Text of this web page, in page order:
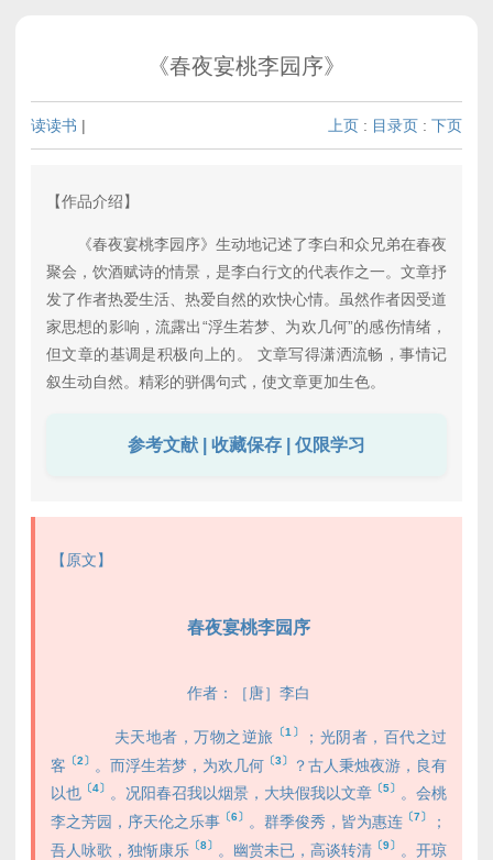
《春夜宴桃李园序》
读读书 | 上页 : 目录页 : 下页
【作品介绍】
《春夜宴桃李园序》生动地记述了李白和众兄弟在春夜
聚会，饮酒赋诗的情景，是李白行文的代表作之一。文章抒
发了作者热爱生活、热爱自然的欢快心情。虽然作者因受道
家思想的影响，流露出“浮生若梦、为欢几何”的感伤情绪，
但文章的基调是积极向上的。 文章写得潇洒流畅，事情记
叙生动自然。精彩的骈偶句式，使文章更加生色。
参考文献 | 收藏保存 | 仅限学习
【原文】
春夜宴桃李园序
作者：［唐］李白
夫天地者，万物之逆旅 〔1〕
；光阴者，百代之过
客 〔2〕 。而浮生若梦，为欢几何 〔3〕
？古人秉烛夜游，良有
以也 〔4〕 。况阳春召我以烟景，大块假我以文章 〔5〕
。会桃
李之芳园，序天伦之乐事 〔6〕 。群季俊秀，皆为惠连 〔7〕
；
吾人咏歌，独惭康乐 〔8〕 。幽赏未已，高谈转清 〔9〕
。开琼